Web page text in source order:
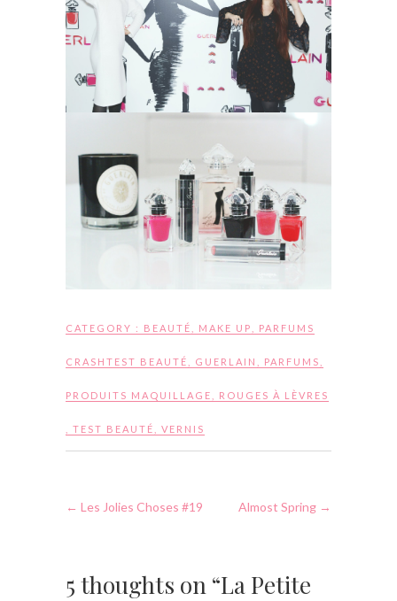
CATEGORY : BEAUTÉ MAKE UP PARFUMS
CRASHTEST BEAUTÉ GUERLAIN PARFUMS
PRODUITS MAQUILLAGE ROUGES À LÈVRES
TEST BEAUTÉ VERNIS
← Les Jolies Choses #19 Almost Spring →
5 thoughts on “La Petite